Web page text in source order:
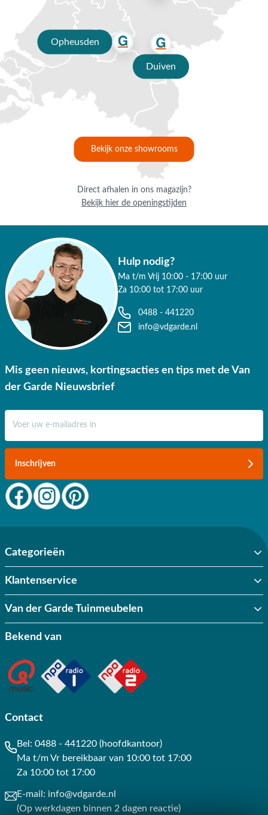
Opheusden
Duiven
Bekijk onze showrooms
Direct afhalen in ons magazijn?
Bekijk hier de openingstijden
Hulp nodig?
Ma t/m Vrij 10:00 - 17:00 uur
Za 10:00 tot 17:00 uur
0488 - 441220
info@vdgarde.nl
Mis geen nieuws, kortingsacties en tips met de Van
der Garde Nieuwsbrief
Inschrijven
Categorieën
Klantenservice
Van der Garde Tuinmeubelen
Bekend van
Contact
Bel: 0488 - 441220 (hoofdkantoor)
Ma t/m Vr bereikbaar van 10:00 tot 17:00
Za 10:00 tot 17:00
E-mail: info@vdgarde.nl
(Op werkdagen binnen 2 dagen reactie)